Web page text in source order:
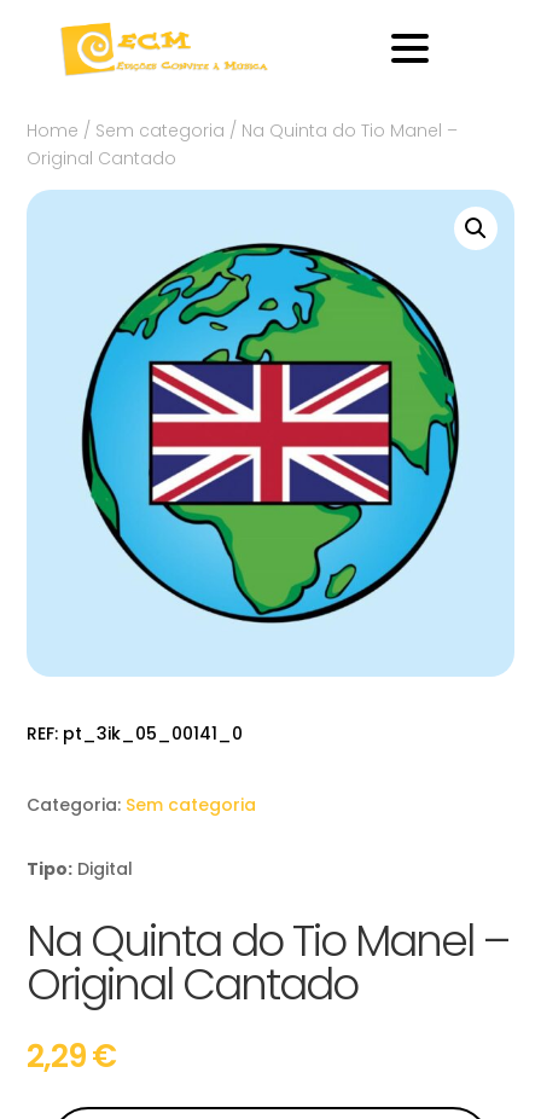
Home / Sem categoria / Na Quinta do Tio Manel –
Original Cantado
REF: pt_3ik_05_00141_0
Categoria: Sem categoria
Tipo: Digital
Na Quinta do Tio Manel –
Original Cantado
2,29€